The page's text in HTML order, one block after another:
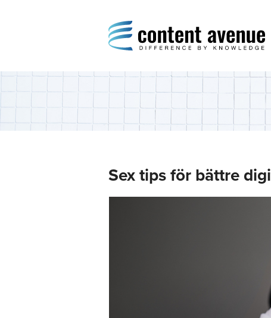
Difference by Knowledge
Sex tips för bättre